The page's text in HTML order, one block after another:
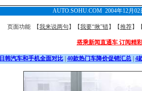
AUTO.SOHU.COM 2004年12月
页面功能 【我来说两句 】【我要“揪”错】【推荐】
搭乘新闻直通车 订阅精
日韩汽车和手机全面对比 40款热门车降价促销汇总 4